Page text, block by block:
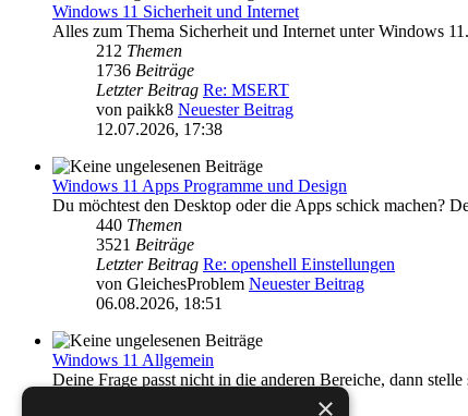
Windows 11 Sicherheit und Internet
Alles zum Thema Sicherheit und Internet unter Windows 11.
212 Themen
1736 Beiträge
Letzter Beitrag Re: MSERT
von paikk8 Neuester Beitrag
12.07.2026, 17:38
Windows 11 Apps Programme und Design
Du möchtest den Desktop oder die Apps schick machen?
440 Themen
3521 Beiträge
Letzter Beitrag Re: openshell Einstellungen
von GleichesProblem Neuester Beitrag
06.08.2026, 18:51
Windows 11 Allgemein
Deine Frage passt nicht in die anderen Bereiche, dann stelle
×